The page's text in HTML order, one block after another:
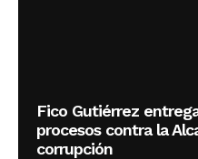
Fico Gutiérrez
procesos contra la
corrupción